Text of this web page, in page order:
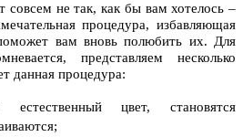
совсем не так, как бы вам хотелось –
процедура, избавляющая
вам вновь полюбить их. Для
представляем несколько
данная процедура:
цвет, становятся